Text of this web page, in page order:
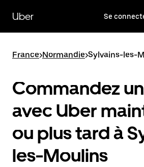
contenu
principal
Uber Se
France>Normandie>Sylvains-les-
Commandez
avec Uber
ou plus tard à
les-Moulins